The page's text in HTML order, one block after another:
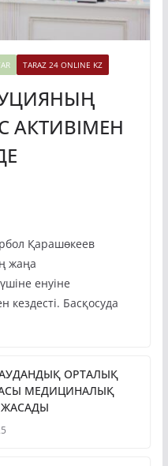
TARAZ 24 ONLINE KZ
Қарашөкеев
жаңа
енуіне
кездесті. Басқосуда
ОРТАЛЫҚ
МЕДИЦИНАЛЫҚ
ЖАСАДЫ